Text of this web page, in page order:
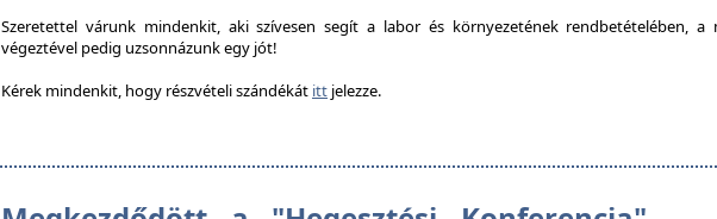
Szeretettel várunk mindenkit, aki szívesen segít a labor és környezetének rendbetételében, a
végeztével pedig uzsonnázunk egy jót!
Kérek mindenkit, hogy részvételi szándékát itt jelezze.